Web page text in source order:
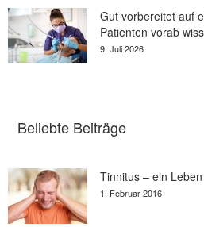
Gut vorbereitet auf
Patienten vorab
9. Juli 2026
Beliebte Beiträge
Tinnitus – ein
1. Februar 2016